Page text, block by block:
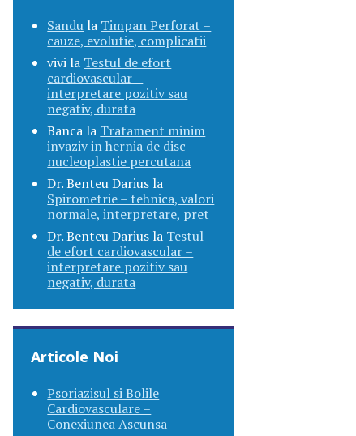
Sandu la Timpan Perforat –
cauze, evolutie, complicatii
vivi la Testul de efort
cardiovascular –
interpretare pozitiv sau
negativ, durata
Banca la Tratament minim
invaziv in hernia de disc-
nucleoplastie percutana
Dr. Benteu Darius la
Spirometrie – tehnica, valori
normale, interpretare, pret
Dr. Benteu Darius la Testul
de efort cardiovascular –
interpretare pozitiv sau
negativ, durata
Articole Noi
Psoriazisul si Bolile
Cardiovasculare –
Conexiunea Ascunsa